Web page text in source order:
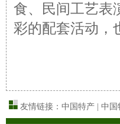
食、民间工艺表
彩的配套活动，
友情链接： 中国特产 中国